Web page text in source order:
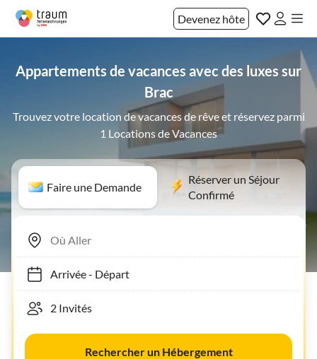
Devenez hôte
Appartements de vacances avec des luxes sur
Brac
Trouvez votre location de vacances de rêve et réservez parmi
1 Locations de Vacances
Faire une Demande
Réserver un Séjour
Confirmé
Arrivée- Départ
Rechercher un Hébergement